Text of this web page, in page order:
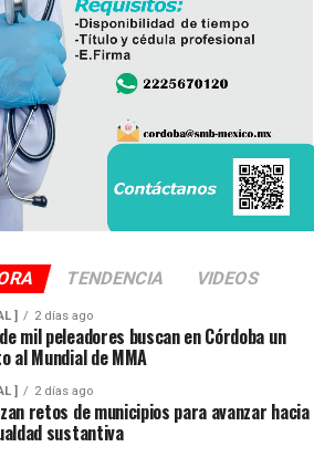
TENDENCIA VIDEOS
] 2 días ago
mil peleadores buscan en Córdoba un
al Mundial de MMA
] 2 días ago
retos de municipios para avanzar hacia
sustantiva